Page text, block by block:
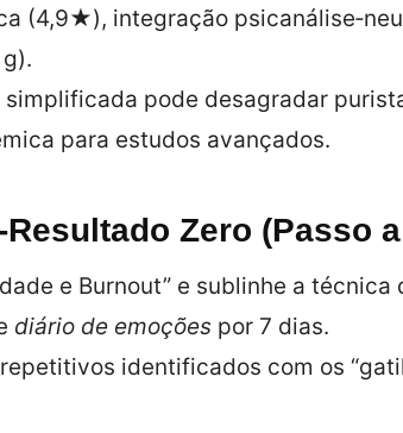
(4,9★), integração
pode desagradar
para estudos avançados.
Zero (Passo
e Burnout” e sublinhe a técnica
diário de emoçõespor 7 dias.
identificados com os